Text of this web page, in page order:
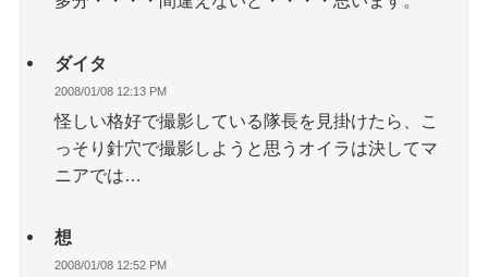
ダイタ
2008/01/08 12:13 PM
怪しい格好で撮影している隊長を見掛けたら、こ
っそり針穴で撮影しようと思うオイラは決してマ
ニアでは…
想
2008/01/08 12:52 PM